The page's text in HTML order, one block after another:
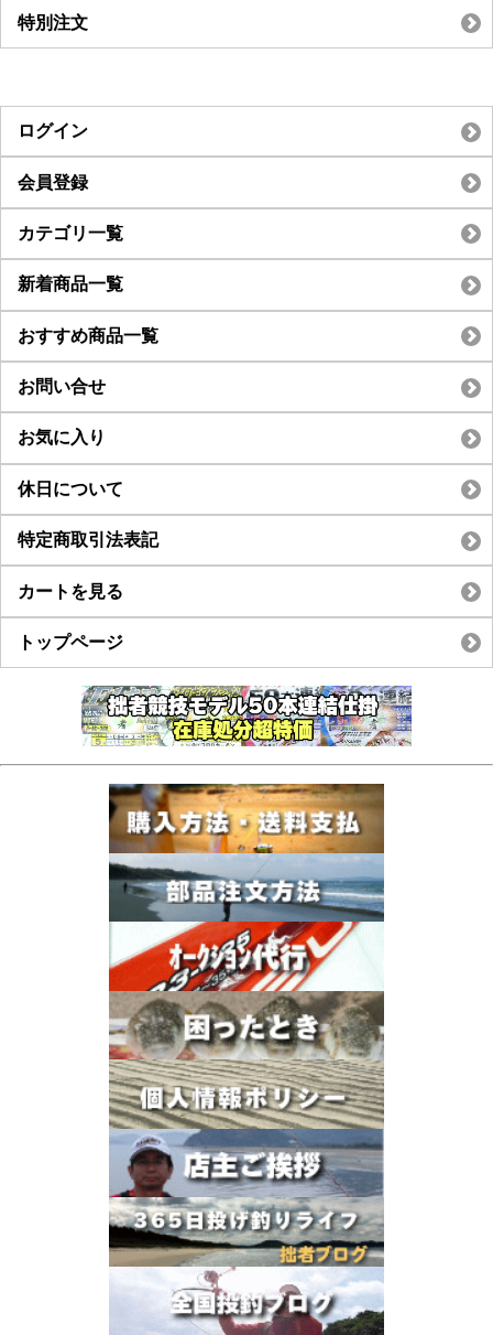
特別注文
ログイン
会員登録
カテゴリ一覧
新着商品一覧
おすすめ商品一覧
お問い合せ
お気に入り
休日について
特定商取引法表記
カートを見る
トップページ